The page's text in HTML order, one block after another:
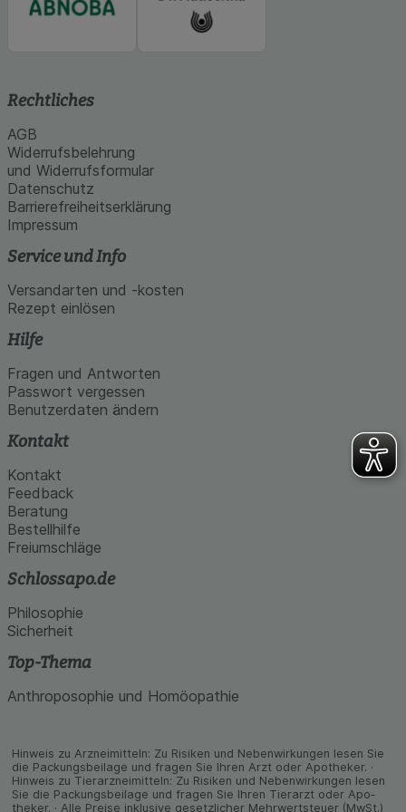
Rechtliches
AGB
Widerrufsbelehrung
und Widerrufsformular
Datenschutz
Barrierefreiheitserklärung
Impressum
Service und Info
Versandarten und -kosten
Rezept einlösen
Hilfe
Fragen und Antworten
Passwort vergessen
Benutzerdaten ändern
Kontakt
Kontakt
Feedback
Beratung
Bestellhilfe
Freiumschläge
Schlossapo.de
Philosophie
Sicherheit
Top-Thema
Anthroposophie und Homöopathie
Hinweis zu Arzneimitteln: Zu Risiken und Neben­wirkungen lesen Sie
die Packungs­beilage und fragen Sie Ihren Arzt oder Apo­theker. ·
Hinweis zu Tier­arz­nei­mitteln: Zu Risiken und Neben­wirkungen lesen
Sie die Packungs­beilage und fragen Sie Ihren Tier­arzt oder Apo­
theker. · Alle Preise inklusive gesetz­licher Mehrwertsteuer (MwSt.)